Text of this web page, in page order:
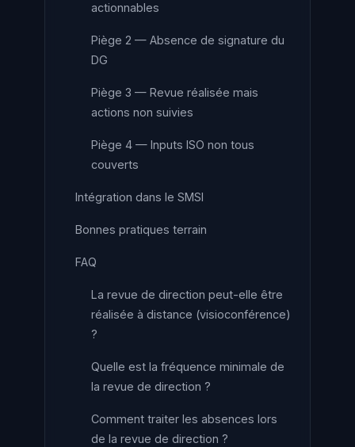
actionnables
Piège 2 — Absence de signature du
DG
Piège 3 — Revue réalisée mais
actions non suivies
Piège 4 — Inputs ISO non tous
couverts
Intégration dans le SMSI
Bonnes pratiques terrain
FAQ
La revue de direction peut-elle être
réalisée à distance (visioconférence)
?
Quelle est la fréquence minimale de
la revue de direction ?
Comment traiter les absences lors
de la revue de direction ?